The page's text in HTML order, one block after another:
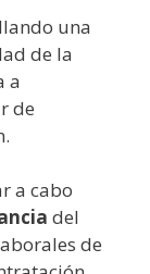
una
de la
a
de
a cabo
del
de